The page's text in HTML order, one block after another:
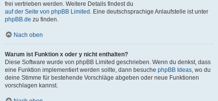
frei vertrieben werden. Weitere Details findest du
auf der Seite von phpBB Limited . Eine deutschsprachige Anlaufstelle ist unter
phpBB.de zu finden.
Nach oben
Warum ist Funktion x oder y nicht enthalten?
Diese Software wurde von phpBB Limited geschrieben. Wenn du denkst, dass
eine Funktion implementiert werden sollte, dann besuche phpBB Ideas, wo du
deine Stimme für bestehende Vorschläge abgeben oder neue Funktionen
vorschlagen kannst.